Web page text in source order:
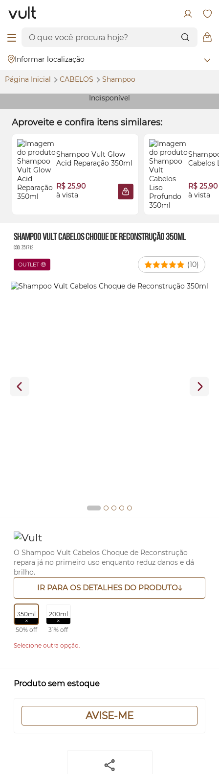
Informar localização
Página Inicial CABELOS Shampoo
Indisponível
Aproveite e confira itens similares:
Shampoo Vult Glow
Acid Reparação 350ml
R$ 25,90
à vista
ADICIONAR À SACOLA
Cabelos
R$ 25,90
à vista
Shampoo Vult Cabelos Choque de Reconstrução 350ml
Cód. Z51712
OUTLET 🤑 (10)
O Shampoo Vult Cabelos Choque de Reconstrução
repara já no primeiro uso enquanto reduz danos e dá
brilho.
IR PARA OS DETALHES DO PRODUTO
350ml
50% off
200ml
31% off
Selecione outra opção.
Produto sem estoque
AVISE-ME